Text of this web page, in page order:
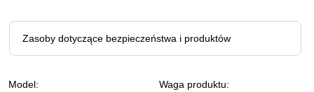
Zasoby dotyczące bezpieczeństwa i produktów
Model:
Waga produktu: